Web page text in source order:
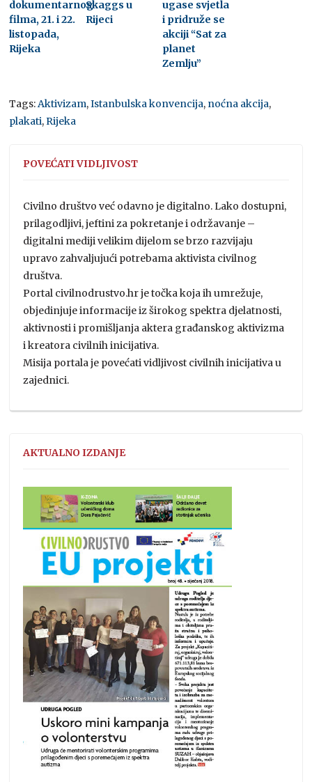
dokumentarnog
filma, 21. i 22.
listopada,
Rijeka
Skaggs u
Rijeci
ugase svjetla
i pridruže se
akciji “Sat za
planet
Zemlju”
Tags:Aktivizam,Istanbulska konvencija, noćna akcija,
plakati,Rijeka
POVEĆATI VIDLJIVOST
Civilno društvo već odavno je digitalno. Lako dostupni,
prilagodljivi, jeftini za pokretanje i održavanje –
digitalni mediji velikim dijelom se brzo razvijaju
upravo zahvaljujući potrebama aktivista civilnog
društva.
Portal civilnodrustvo.hr je točka koja ih umrežuje,
objedinjuje informacije iz širokog spektra djelatnosti,
aktivnosti i promišljanja aktera građanskog aktivizma
i kreatora civilnih inicijativa.
Misija portala je povećati vidljivost civilnih inicijativa u
zajednici.
AKTUALNO IZDANJE